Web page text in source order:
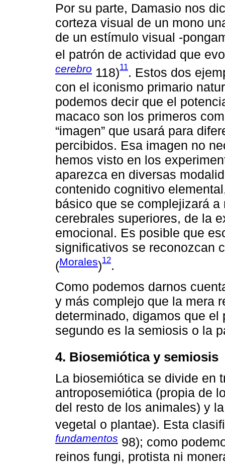
Por su parte, Damasio nos
corteza visual de un mono
de un estímulo visual -
el patrón de actividad que
cerebro 118)11. Estos dos
con el iconismo primario
podemos decir que el
macaco son los primeros
“imagen” que usará para
percibidos. Esa imagen no
hemos visto en los
aparezca en diversas
contenido cognitivo
básico que se complejizará
cerebrales superiores, de la
emocional. Es posible que
significativos se reconozcan
(Morales)12.
Como podemos darnos
y más complejo que la mera
determinado, digamos que
segundo es la semiosis o la
4. Biosemiótica y semiosis
La biosemiótica se divide en
antroposemiótica (propia de
del resto de los animales) y
vegetal o plantae). Esta
fundamentos 98); como
reinos fungi, protista ni